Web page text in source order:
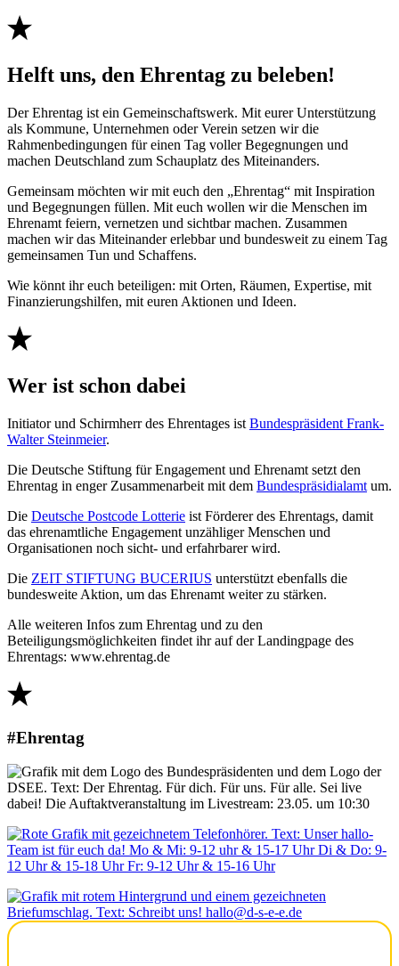
Helft uns, den Ehrentag zu beleben!
Der Ehrentag ist ein Gemeinschaftswerk. Mit eurer Unterstützung
als Kommune, Unternehmen oder Verein setzen wir die
Rahmenbedingungen für einen Tag voller Begegnungen und
machen Deutschland zum Schauplatz des Miteinanders.
Gemeinsam möchten wir mit euch den „Ehrentag“ mit Inspiration
und Begegnungen füllen. Mit euch wollen wir die Menschen im
Ehrenamt feiern, vernetzen und sichtbar machen. Zusammen
machen wir das Miteinander erlebbar und bundesweit zu einem Tag
gemeinsamen Tun und Schaffens.
Wie könnt ihr euch beteiligen: mit Orten, Räumen, Expertise, mit
Finanzierungshilfen, mit euren Aktionen und Ideen.
Wer ist schon dabei
Initiator und Schirmherr des Ehrentages ist Bundespräsident Frank-
Walter Steinmeier.
Die Deutsche Stiftung für Engagement und Ehrenamt setzt den
Ehrentag in enger Zusammenarbeit mit dem Bundespräsidialamt um.
Die Deutsche Postcode Lotterie ist Förderer des Ehrentags, damit
das ehrenamtliche Engagement unzähliger Menschen und
Organisationen noch sicht- und erfahrbarer wird.
Die ZEIT STIFTUNG BUCERIUS unterstützt ebenfalls die
bundesweite Aktion, um das Ehrenamt weiter zu stärken.
Alle weiteren Infos zum Ehrentag und zu den
Beteiligungsmöglichkeiten findet ihr auf der Landingpage des
Ehrentags: www.ehrentag.de
#Ehrentag